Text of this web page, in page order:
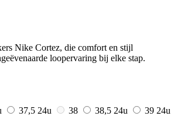
Nike Cortez, die comfort en stijl
loopervaring bij elke stap.
37,5 24u 38 38,5 24u 39 24u